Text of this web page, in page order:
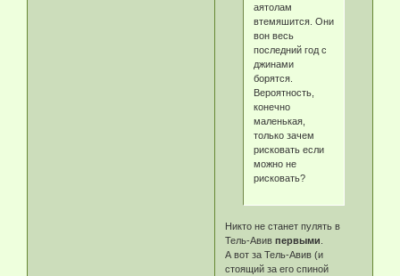
аятолам
втемяшится. Они
вон весь
последний год с
джинами
борятся.
Вероятность,
конечно
маленькая,
только зачем
рисковать если
можно не
рисковать?
Никто не станет пулять в
Тель-Авивпервыми
А вот за Тель-Авив (и
стоящий за его спиной